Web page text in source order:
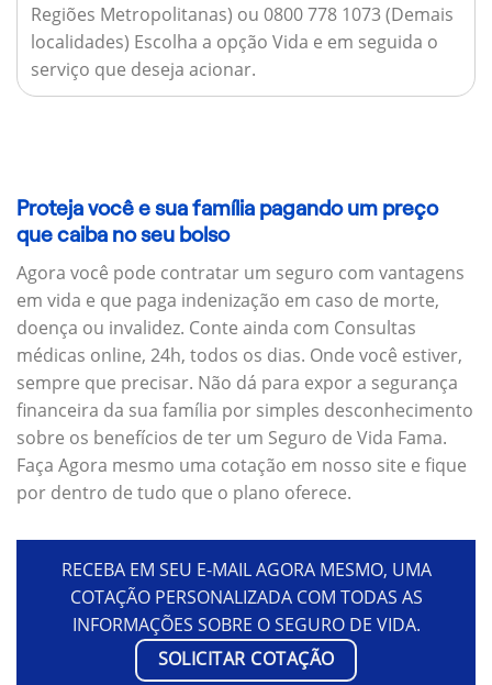
Regiões Metropolitanas) ou 0800 778 1073 (Demais
localidades) Escolha a opção Vida e em seguida o
serviço que deseja acionar.
Proteja você e sua família pagando um preço
que caiba no seu bolso
Agora você pode contratar um seguro com vantagens
em vida e que paga indenização em caso de morte,
doença ou invalidez. Conte ainda com Consultas
médicas online, 24h, todos os dias. Onde você estiver,
sempre que precisar. Não dá para expor a segurança
financeira da sua família por simples desconhecimento
sobre os benefícios de ter um Seguro de Vida Fama.
Faça Agora mesmo uma cotação em nosso site e fique
por dentro de tudo que o plano oferece.
RECEBA EM SEU E-MAIL AGORA MESMO, UMA
COTAÇÃO PERSONALIZADA COM TODAS AS
INFORMAÇÕES SOBRE O SEGURO DE VIDA.
SOLICITAR COTAÇÃO